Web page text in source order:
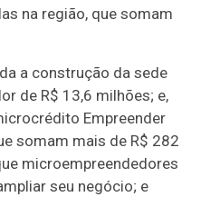
na região, que somam
a construção da sede
de R$ 13,6 milhões; e,
Empreender
somam mais de R$ 282
microempreendedores
seu negócio; e